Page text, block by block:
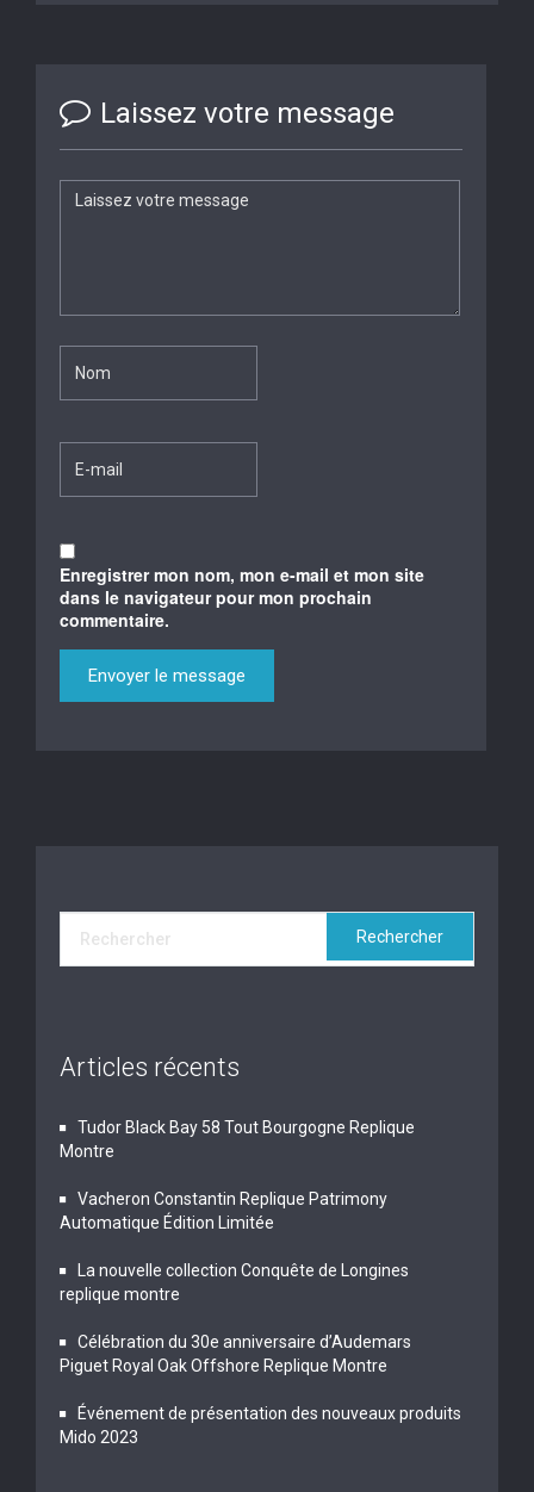
Laissez votre message
Enregistrer mon nom, mon e-mail et mon site
dans le navigateur pour mon prochain
commentaire.
Articles récents
Tudor Black Bay 58 Tout Bourgogne Replique
Montre
Vacheron Constantin Replique Patrimony
Automatique Édition Limitée
La nouvelle collection Conquête de Longines
replique montre
Célébration du 30e anniversaire d’Audemars
Piguet Royal Oak Offshore Replique Montre
Événement de présentation des nouveaux produits
Mido 2023